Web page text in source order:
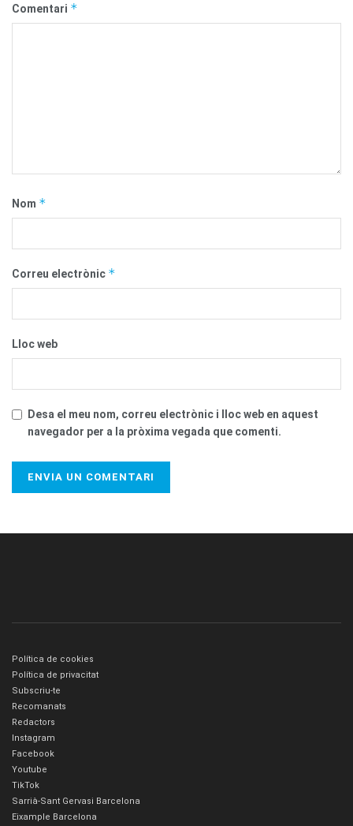
Comentari *
Nom *
Correu electrònic *
Lloc web
Desa el meu nom, correu electrònic i lloc web en aquest
navegador per a la pròxima vegada que comenti.
Política de cookies
Política de privacitat
Subscriu-te
Recomanats
Redactors
Instagram
Facebook
Youtube
TikTok
Sarrià-Sant Gervasi Barcelona
Eixample Barcelona